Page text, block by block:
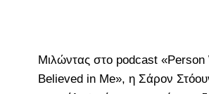
Μιλώντας στο podcast «Person
Believed in Me», η Σάρον